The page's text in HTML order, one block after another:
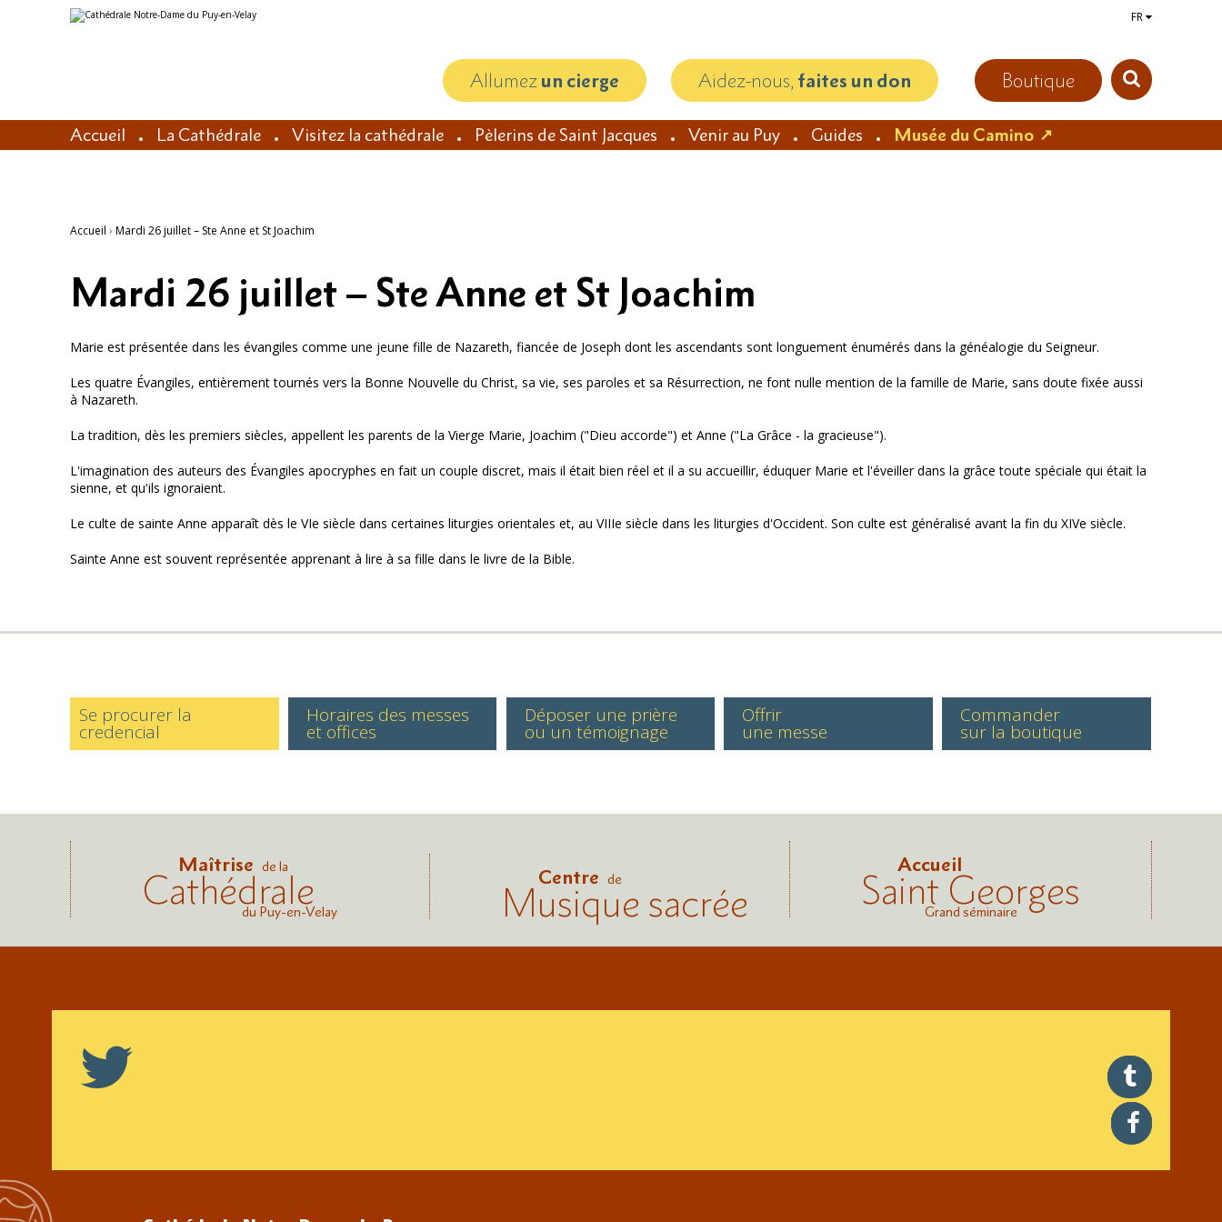
Aller
au
Outils
personnels
FR
Boutique
Allumezun cierge Aidez-nous, faites un don
Accueil La Cathédrale Visitez la cathédrale Pèlerins de Saint Jacques Venir au Puy Guides Musée du Camino
Accueil › Mardi 26 juillet – Ste Anne et St Joachim
Mardi 26 juillet – Ste Anne et St Joachim
Marie est présentée dans les évangiles comme une jeune fille de Nazareth, fiancée de Joseph dont les ascendants sont longuement énumérés dans la généalogie du Seigneur.
Les quatre Évangiles, entièrement tournés vers la Bonne Nouvelle du Christ, sa vie, ses paroles et sa Résurrection, ne font nulle mention de la famille de Marie, sans doute fixée aussi
à Nazareth.
La tradition, dès les premiers siècles, appellent les parents de la Vierge Marie, Joachim ("Dieu accorde") et Anne ("La Grâce - la gracieuse").
L'imagination des auteurs des Évangiles apocryphes en fait un couple discret, mais il était bien réel et il a su accueillir, éduquer Marie et l'éveiller dans la grâce toute spéciale qui était la
sienne, et qu'ils ignoraient.
Le culte de sainte Anne apparaît dès le VIe siècle dans certaines liturgies orientales et, au VIIIe siècle dans les liturgies d'Occident. Son culte est généralisé avant la fin du XIVe siècle.
Sainte Anne est souvent représentée apprenant à lire à sa fille dans le livre de la Bible.
Se procurer la
credencial
Horaires des messes
et offices
Déposer une prière
ou un témoignage
Offrir
une messe
Commander
sur la boutique
Maîtrise de la
Cathédrale
du Puy-en-Velay
Centre de
Musique sacrée
Accueil
Saint Georges
Grand séminaire
twitter
facebook